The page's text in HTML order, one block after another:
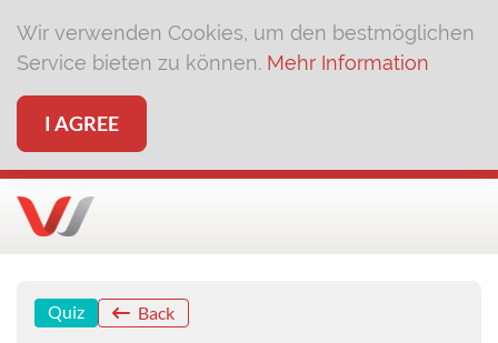
Wir verwenden Cookies, um den bestmöglichen
Service bieten zu können. Mehr Information
I AGREE
Quiz Back